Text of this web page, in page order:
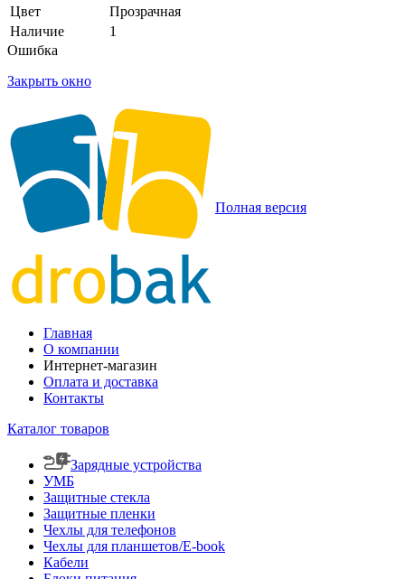
Цвет
Прозрачная
Наличие
1
Ошибка
Закрыть окно
Полная версия
Главная
О компании
Интернет-магазин
Оплата и доставка
Контакты
Каталог товаров
Зарядные устройства
УМБ
Защитные стекла
Защитные пленки
Чехлы для телефонов
Чехлы для планшетов/E-book
Кабели